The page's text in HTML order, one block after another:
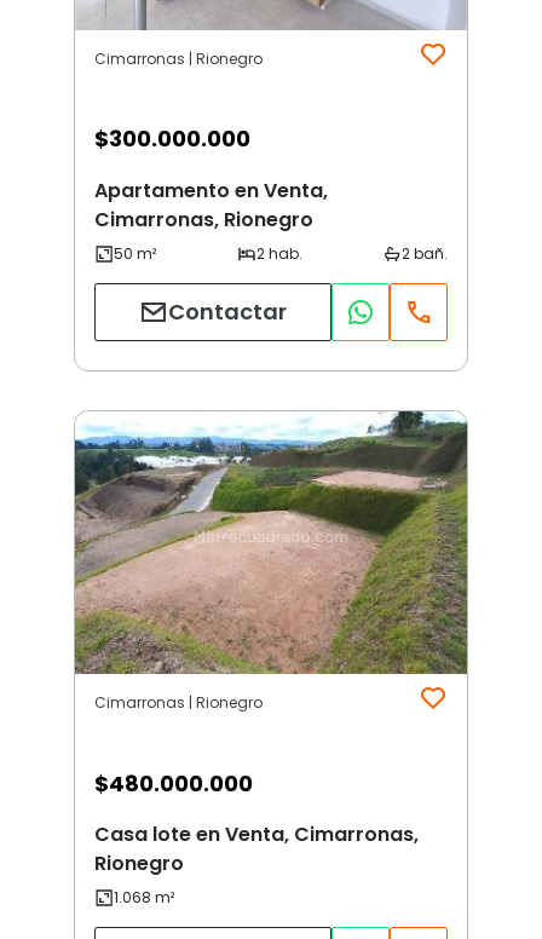
Cimarronas | Rionegro
$300.000.000
Apartamento en Venta,
Cimarronas, Rionegro
Contactar
Cimarronas | Rionegro
$480.000.000
Casa lote en Venta, Cimarronas,
Rionegro